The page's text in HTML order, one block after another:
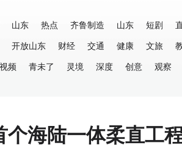
山东 热点 齐鲁制造 山东 短剧
开放山东 财经 交通 健康 文旅
频
青未了 灵境 深度 创意 观察
个海陆一体柔直工